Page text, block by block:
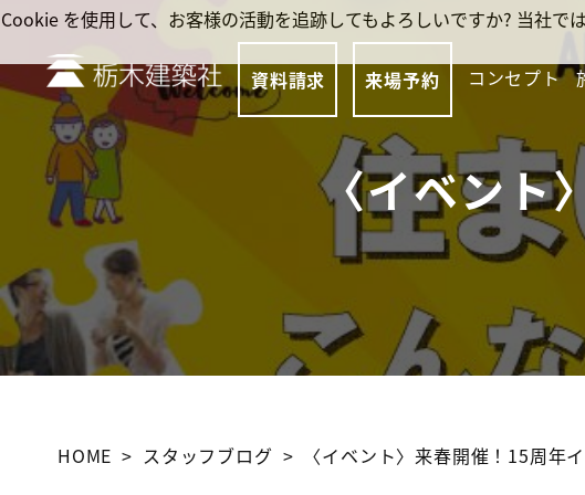
資料請求 来場予約 コンセプト
〈イベント
HOME スタッフブログ 〈イベント〉来春開催！15周年
Cookie を使用して、お客様の活動を追跡してもよろしいですか? 当社